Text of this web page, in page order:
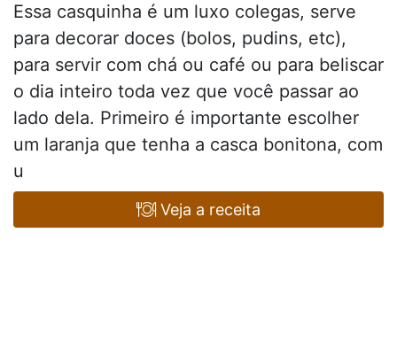
Essa casquinha é um luxo colegas, serve
para decorar doces (bolos, pudins, etc),
para servir com chá ou café ou para beliscar
o dia inteiro toda vez que você passar ao
lado dela. Primeiro é importante escolher
um laranja que tenha a casca bonitona, com
u
Veja a receita